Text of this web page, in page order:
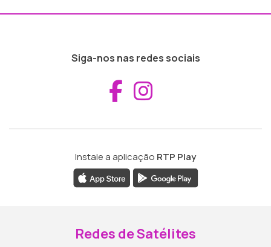
Siga-nos nas redes sociais
Aceder ao
Instale a aplicação RTP Play
Redes de Satélites